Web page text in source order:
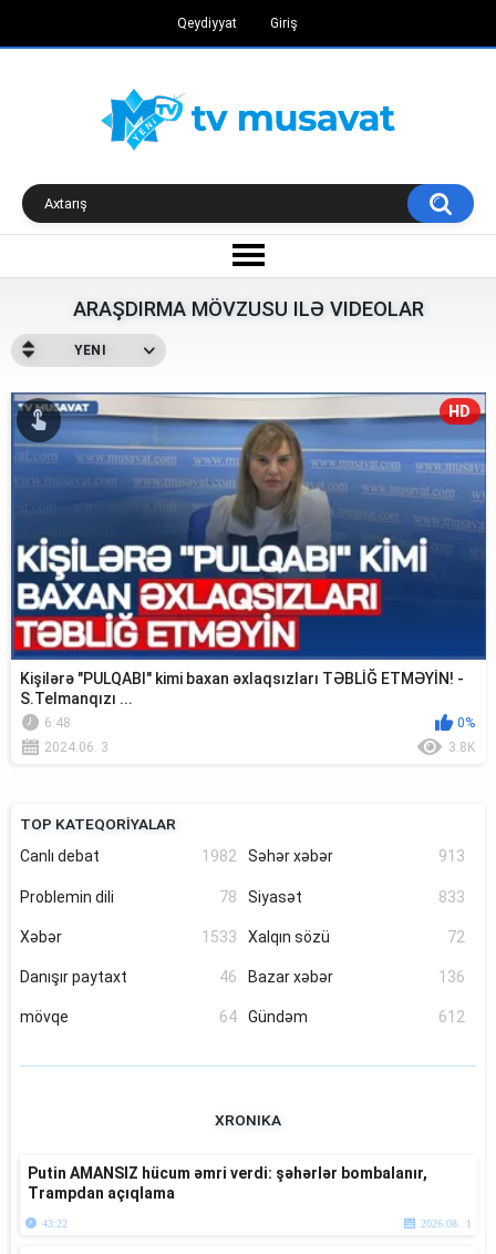
Qeydiyyat Giriş
TOP KATEQORİYALAR
Canlı debat
1982 Səhər xəbər 913
Problemin dili 78 Siyasət 833
Xəbər 1533 Xalqın sözü 72
Danışır paytaxt 46 Bazar xəbər 136
mövqe 64 Gündəm 612
XRONIKA
Putin AMANSIZ hücum əmri verdi: şəhərlər bombalanır,
Trampdan açıqlama
43:22 2026.08. 1
ARAŞDIRMA MÖVZUSU ILƏ VIDEOLAR
YENI
HD
Kişilərə "PULQABI" kimi baxan əxlaqsızları TƏBLİĞ ETMƏYİN! -
S.Telmanqızı ...
6:48
0%
2024.06. 3
3.8K